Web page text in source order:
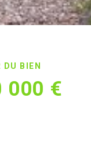
DU BIEN
000 €